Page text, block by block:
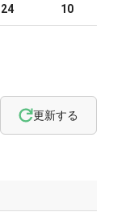
24 10
更新する